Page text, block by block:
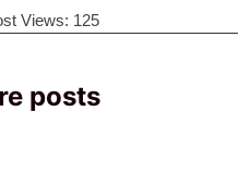
Views: 125
posts